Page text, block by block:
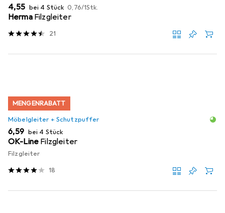
EUR
4,55 bei 4 Stück EUR
0,76/1Stk.
Herma Filzgleiter
21
MENGENRABATT
Möbelgleiter + Schutzpuffer
EUR
6,59 bei 4 Stück
OK-Line Filzgleiter
Filzgleiter
18